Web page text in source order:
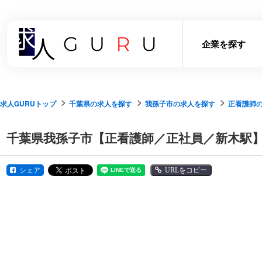
企業を探す
求人GURUトップ 千葉県の求人を探す 我孫子市の求人を探す 正看護師
千葉県我孫子市【正看護師／正社員／新木
シェア URLをコピー